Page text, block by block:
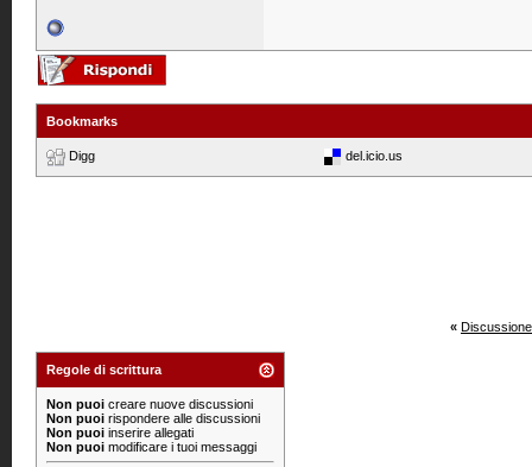
Bookmarks
Digg del.icio.us
«
Regole di scrittura
Non puoi creare nuove discussioni
Non puoi rispondere alle discussioni
Non puoi inserire allegati
Non puoi modificare i tuoi messaggi